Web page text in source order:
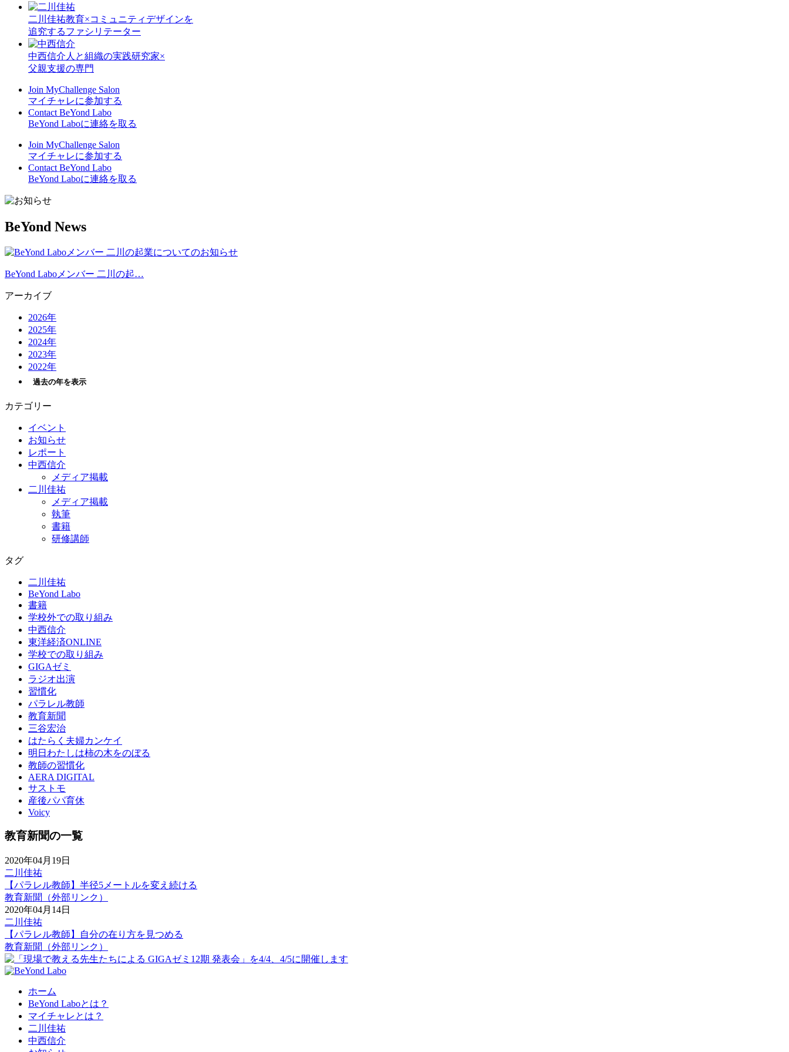
二川佳祐教育×コミュニティデザインを
追究するファシリテーター
中西信介 人と組織の実践研究家×
父親支援の専門
Join MyChallenge Salon
マイチャレに参加する
Contact BeYond Labo
BeYond Laboに連絡を取る
Join MyChallenge Salon
マイチャレに参加する
Contact BeYond Labo
BeYond Laboに連絡を取る
BeYond News
BeYond Laboメンバー 二川の起…
アーカイブ
2026年
2025年
2024年
2023年
2022年
過去の年を表示
カテゴリー
イベント
お知らせ
レポート
中西信介
メディア掲載
二川佳祐
メディア掲載
執筆
書籍
研修講師
タグ
二川佳祐
BeYond Labo
書籍
学校外での取り組み
中西信介
東洋経済ONLINE
学校での取り組み
GIGAゼミ
ラジオ出演
習慣化
パラレル教師
教育新聞
三谷宏治
はたらく夫婦カンケイ
明日わたしは柿の木をのぼる
教師の習慣化
AERA DIGITAL
サストモ
産後パパ育休
Voicy
教育新聞の一覧
2020年04月19日
二川佳祐
【パラレル教師】半径5メートルを変え続ける
教育新聞（外部リンク）
2020年04月14日
二川佳祐
【パラレル教師】自分の在り方を見つめる
教育新聞（外部リンク）
ホーム
BeYond Laboとは？
マイチャレとは？
二川佳祐
中西信介